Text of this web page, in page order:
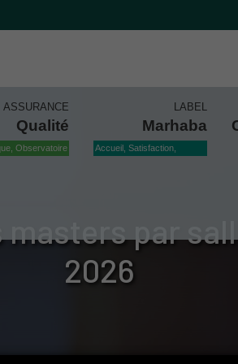
ASSURANCE
Qualité
Observatoire
LABEL
Marhaba
Accueil, Satisfaction,
masters par
2026